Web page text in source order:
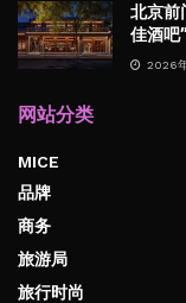
北京前
佳酒吧
2026
网站分类
MICE
品牌
商务
旅游局
旅行时尚